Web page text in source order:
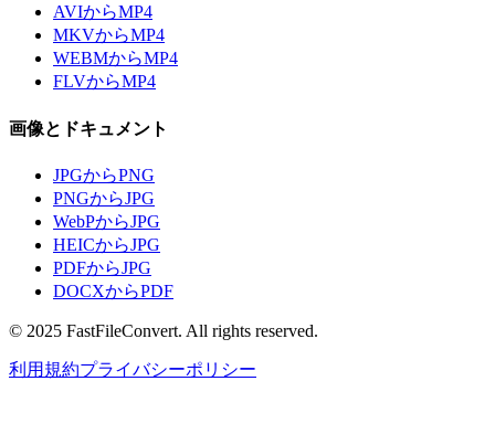
AVIからMP4
MKVからMP4
WEBMからMP4
FLVからMP4
画像とドキュメント
JPGからPNG
PNGからJPG
WebPからJPG
HEICからJPG
PDFからJPG
DOCXからPDF
© 2025 FastFileConvert. All rights reserved.
利用規約プライバシーポリシー